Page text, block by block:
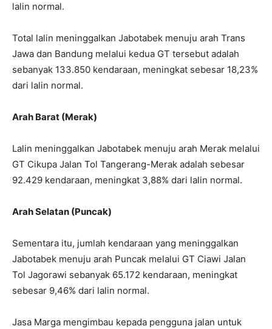
lalin normal.
Total lalin meninggalkan Jabotabek menuju arah Trans
Jawa dan Bandung melalui kedua GT tersebut adalah
sebanyak 133.850 kendaraan, meningkat sebesar 18,23%
dari lalin normal.
Arah Barat (Merak)
Lalin meninggalkan Jabotabek menuju arah Merak melalui
GT Cikupa Jalan Tol Tangerang-Merak adalah sebesar
92.429 kendaraan, meningkat 3,88% dari lalin normal.
Arah Selatan (Puncak)
Sementara itu, jumlah kendaraan yang meninggalkan
Jabotabek menuju arah Puncak melalui GT Ciawi Jalan
Tol Jagorawi sebanyak 65.172 kendaraan, meningkat
sebesar 9,46% dari lalin normal.
Jasa Marga mengimbau kepada pengguna jalan untuk